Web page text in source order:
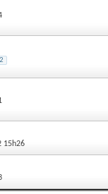
2
15h26